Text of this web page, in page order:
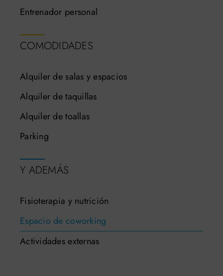
Entrenador personal
COMODIDADES
Alquiler de salas y espacios
Alquiler de taquillas
Alquiler de toallas
Parking
Y ADEMÁS
Fisioterapia y nutrición
Espacio de coworking
Actividades externas